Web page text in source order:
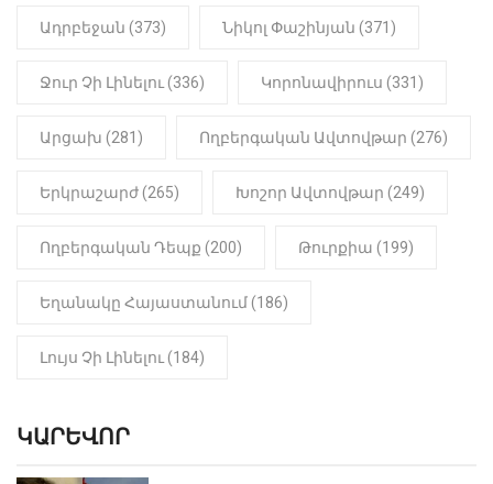
մանկապղծության համար
մարմինը
Ադրբեջան (373) Նիկոլ Փաշինյան (371)
Ջուր Չի Լինելու (336) Կորոնավիրուս (331)
Արցախ (281) Ողբերգական Ավտովթար (276)
Երկրաշարժ (265) Խոշոր Ավտովթար (249)
Ողբերգական Դեպք (200) Թուրքիա (199)
Եղանակը Հայաստանում (186)
Լույս Չի Լինելու (184)
ԿԱՐԵՎՈՐ